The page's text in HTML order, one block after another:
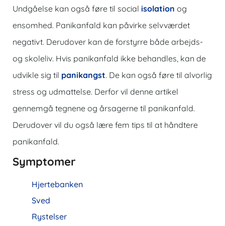
Undgåelse kan også føre til social isolation og
ensomhed. Panikanfald kan påvirke selvværdet
negativt. Derudover kan de forstyrre både arbejds-
og skoleliv. Hvis panikanfald ikke behandles, kan de
udvikle sig til panikangst. De kan også føre til alvorlig
stress og udmattelse. Derfor vil denne artikel
gennemgå tegnene og årsagerne til panikanfald.
Derudover vil du også lære fem tips til at håndtere
panikanfald.
Symptomer
Hjertebanken
Sved
Rystelser